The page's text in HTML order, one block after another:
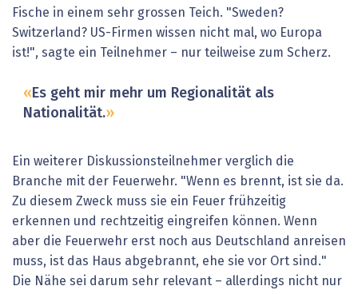
Fische in einem sehr grossen Teich. "Sweden?
Switzerland? US-Firmen wissen nicht mal, wo Europa
ist!", sagte ein Teilnehmer – nur teilweise zum Scherz.
Es geht mir mehr um Regionalität als
Nationalität.
Ein weiterer Diskussionsteilnehmer verglich die
Branche mit der Feuerwehr. "Wenn es brennt, ist sie da.
Zu diesem Zweck muss sie ein Feuer frühzeitig
erkennen und rechtzeitig eingreifen können. Wenn
aber die Feuerwehr erst noch aus Deutschland anreisen
muss, ist das Haus abgebrannt, ehe sie vor Ort sind."
Die Nähe sei darum sehr relevant – allerdings nicht nur